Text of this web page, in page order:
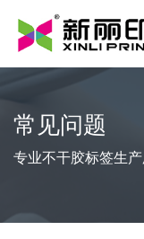
常见问题
专业不干胶标签生